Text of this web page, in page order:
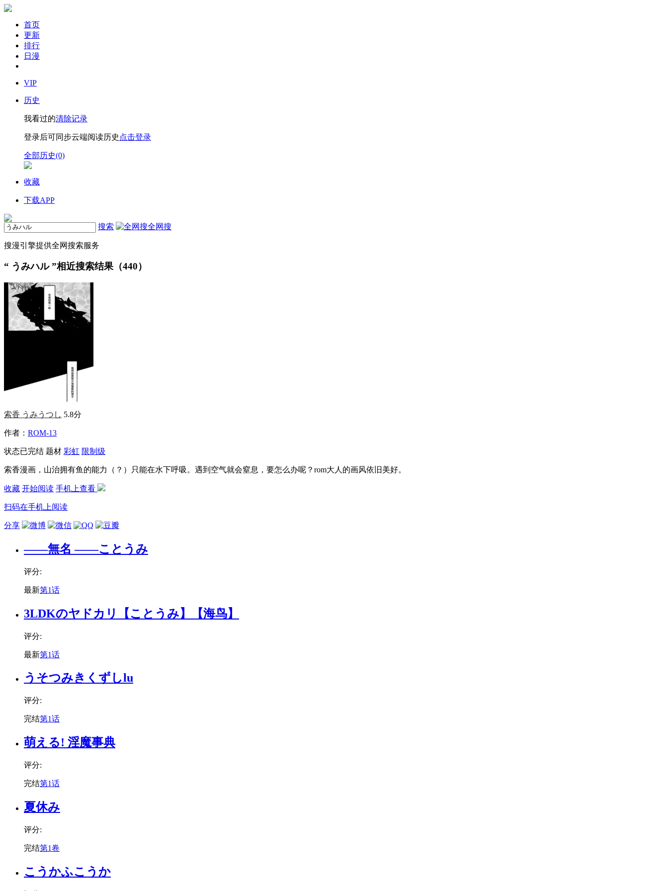
首页
更新
排行
日漫
VIP
历史
我看过的清除记录
登录后可同步云端阅读历史 点击登录
全部历史(0)
收藏
下载APP
搜索 全网搜
搜漫引擎提供全网搜索服务
“ うみハル”相近搜索结果（440）
索香 うみうつし 5.8分
作者： ROM-13
状态已完结 题材 彩虹 限制级
索香漫画，山治拥有鱼的能力（？）只能在水下呼吸。遇到空气就会窒息，要怎么办呢？rom大人的画风依旧美好。
收藏 开始阅读 手机上查看
扫码在手机上阅读
分享
——無名 ——ことうみ
评分:
最新第1话
3LDKのヤドカリ【ことうみ】【海鸟】
评分:
最新第1话
うそつみきくずしlu
评分:
完结第1话
萌える! 淫魔事典
评分:
完结第1话
夏休み
评分:
完结第1卷
こうかふこうか